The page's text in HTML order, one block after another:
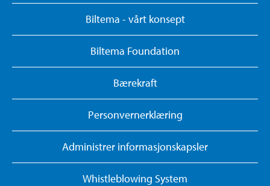
Biltema - vårt konsept
Biltema Foundation
Bærekraft
Personvernerklæring
Administrer informasjonskapsler
Whistleblowing System